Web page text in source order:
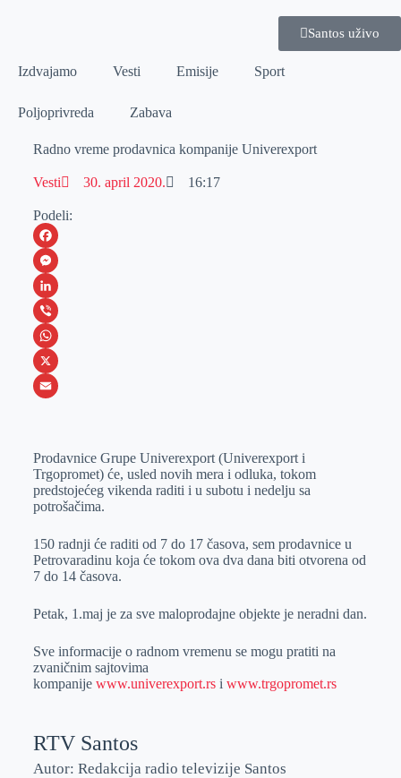
Santos uživo
Izdvajamo Vesti Emisije Sport
Poljoprivreda Zabava
Radno vreme prodavnica kompanije Univerexport
Vesti 30. april 2020. 16:17
Podeli:
F
a
c
e
b
o
M
e
s
s
e
e
r
L
i
n
k
I
n
V
i
b
W
h
s
A
p
p
X
a
i
l
Prodavnice Grupe Univerexport (Univerexport i
Trgopromet) će, usled novih mera i odluka, tokom
predstojećeg vikenda raditi i u subotu i nedelju sa
potrošačima.
150 radnji će raditi od 7 do 17 časova, sem prodavnice u
Petrovaradinu koja će tokom ova dva dana biti otvorena od
7 do 14 časova.
Petak, 1.maj je za sve maloprodajne objekte je neradni dan.
Sve informacije o radnom vremenu se mogu pratiti na
zvaničnim sajtovima
kompanije www.univerexport.rsi www.trgopromet.rs
RTV Santos
Autor: Redakcija radio televizije Santos